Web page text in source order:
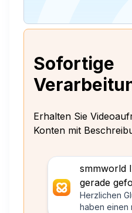
Sofortige
Erhalten Sie
Konten mit
smmworld
gerade
Herzlichen
haben einen